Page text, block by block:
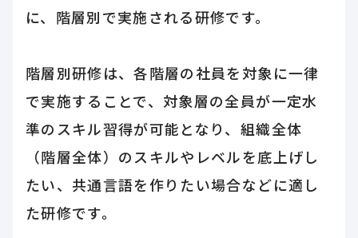
に、階層別で実施される研修です。
階層別研修は、各階層の社員を対象に一律
で実施することで、対象層の全員が一定水
準のスキル習得が可能となり、組織全体
（階層全体）のスキルやレベルを底上げし
たい、共通言語を作りたい場合などに適し
た研修です。